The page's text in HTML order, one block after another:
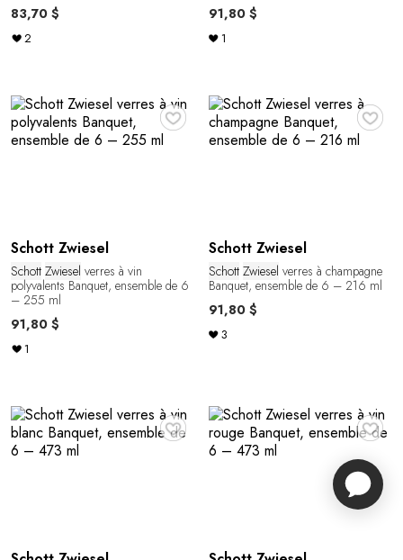
83,70 $
2
91,80 $
1
♥
Schott Zwiesel
Schott Zwiesel verres à vin
polyvalents Banquet, ensemble de 6
– 255 ml
91,80 $
1
♥
Schott Zwiesel
Schott Zwiesel verres à champagne
Banquet, ensemble de 6 – 216 ml
91,80 $
3
♥ ♥